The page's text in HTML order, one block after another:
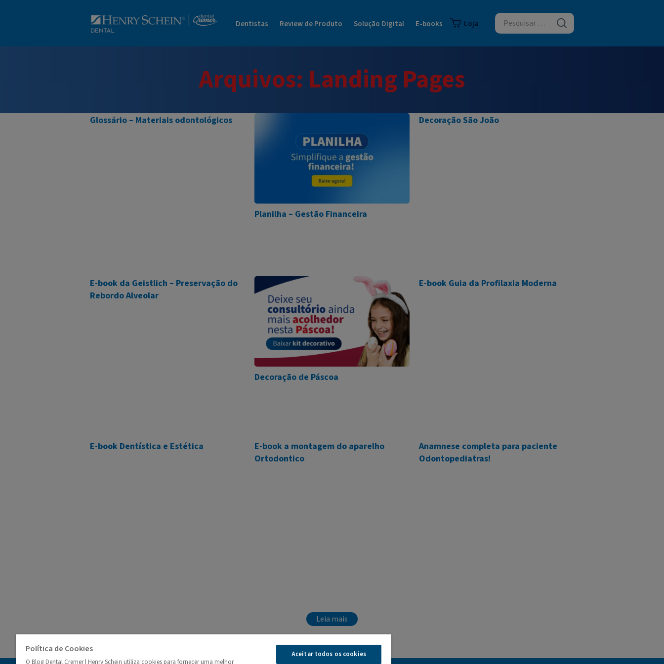
Dentistas Review de Produto Solução Digital E-books Loja
Arquivos: Landing Pages
Glossário – Materiais odontológicos
Planilha – Gestão Financeira
Decoração São João
E-book da Geistlich – Preservação do
Rebordo Alveolar
Decoração de Páscoa
E-book Guia da Profilaxia Moderna
E-book Dentística e Estética
E-book a montagem do aparelho
Ortodontico
Anamnese completa para paciente
Odontopediatras!
Leia mais
Política de Cookies
O Blog Dental Cremer | Henry Schein utiliza cookies para fornecer uma melhor
Aceitar todos os cookies